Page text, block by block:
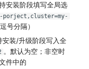
安装阶段填写全局选
porject,cluster=my-
号分隔）
安装/升级阶段写入全
。默认为空；非空时
件中的